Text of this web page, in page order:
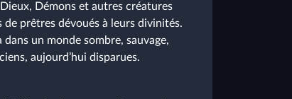
Démons et autres créatures
de prêtres dévoués à leurs divinités.
un monde sombre, sauvage,
aujourd’hui disparues.